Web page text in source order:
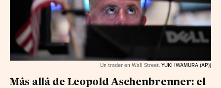
Un trader en Wall Street. YUKI IWAMURA (AP))
Más allá de Leopold Aschenbrenner: el